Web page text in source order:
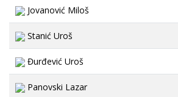
Jovanović Miloš
Stanić Uroš
Đurđević Uroš
Panovski Lazar